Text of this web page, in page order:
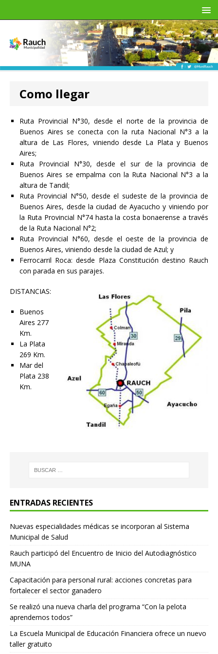
Como llegar
Ruta Provincial N°30, desde el norte de la provincia de
Buenos Aires se conecta con la ruta Nacional N°3 a la
altura de Las Flores, viniendo desde La Plata y Buenos
Aires;
Ruta Provincial N°30, desde el sur de la provincia de
Buenos Aires se empalma con la Ruta Nacional N°3 a la
altura de Tandil;
Ruta Provincial N°50, desde el sudeste de la provincia de
Buenos Aires, desde la ciudad de Ayacucho y viniendo por
la Ruta Provincial N°74 hasta la costa bonaerense a través
de la Ruta Nacional N°2;
Ruta Provincial N°60, desde el oeste de la provincia de
Buenos Aires, viniendo desde la ciudad de Azul; y
Ferrocarril Roca: desde Plaza Constitución destino Rauch
con parada en sus parajes.
DISTANCIAS:
Buenos
Aires 277
Km.
La Plata
269 Km.
Mar del
Plata 238
Km.
ENTRADAS RECIENTES
Nuevas especialidades médicas se incorporan al Sistema
Municipal de Salud
Rauch participó del Encuentro de Inicio del Autodiagnóstico
MUNA
Capacitación para personal rural: acciones concretas para
fortalecer el sector ganadero
Se realizó una nueva charla del programa “Con la pelota
aprendemos todos”
La Escuela Municipal de Educación Financiera ofrece un nuevo
taller gratuito